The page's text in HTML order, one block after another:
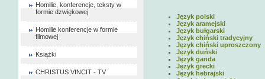
Homilie, konferencje, teksty w
formie dzwiękowej
Homilie konferencje w formie
filmowej
Książki
CHRISTUS VINCIT - TV
Język polski
Język aramejski
Język bułgarski
Język chiński tradycyjny
Język chiński uproszczony
Język duński
Język ganda
Język grecki
Język hebrajski